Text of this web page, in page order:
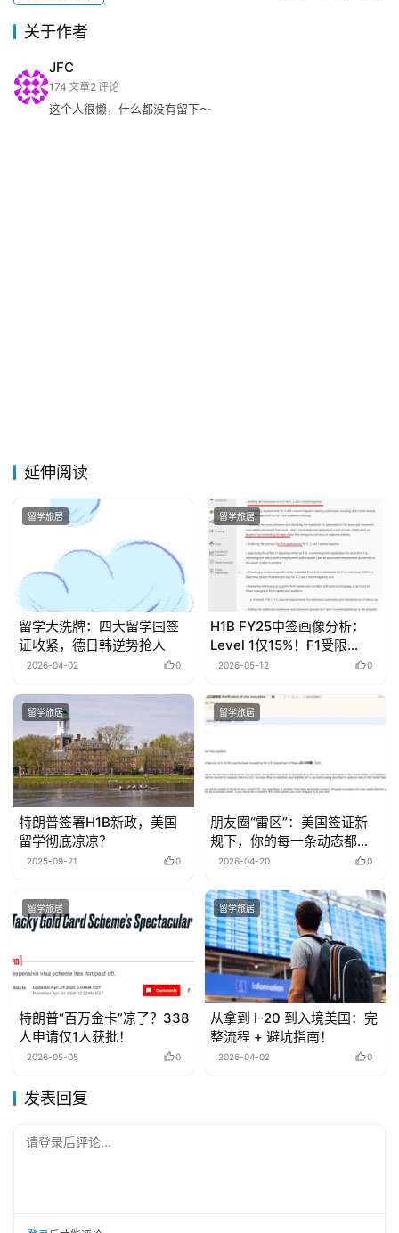
关于作者
JFC
174 文章2评论
这个人很懒，什么都没有留下～
延伸阅读
留学旅居
留学大洗牌：四大留学国签
证收紧，德日韩逆势抢人
2026-04-02 0
留学旅居
H1B FY25中签画像分析：
Level 1仅15%！F1受限
+CPT/OPT门槛抬高后，如
2026-05-12 0
留学旅居
特朗普签署H1B新政，美国
留学彻底凉凉？
2025-09-21 0
留学旅居
朋友圈“雷区”：美国签证新
规下，你的每一条动态都可
能成为“呈堂证供”
2026-04-20 0
留学旅居
特朗普“百万金卡”凉了？338
人申请仅1人获批！
2026-05-05 0
留学旅居
从拿到 I-20 到入境美国：完
整流程 + 避坑指南！
2026-04-02 0
发表回复
请登录后评论...